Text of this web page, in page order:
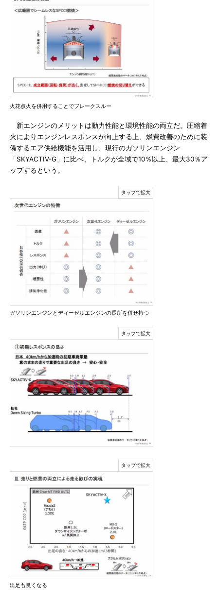
火花点火を併用することでブレークスルー
新エンジンのメリットは動力性能と環境性能の両立だ。圧縮着
火によりエンジンレスポンスが向上する上、燃費改善のために装
備するエア供給機能を活用し、現行のガソリンエンジン
「SKYACTIV-G」に比べ、トルクが全域で10％以上、最大30％ア
ップするという。
ガソリンエンジンとディーゼルエンジンの長所を併せ持つ
出足も良くなる